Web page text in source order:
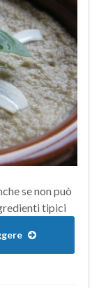
se non può
tipici